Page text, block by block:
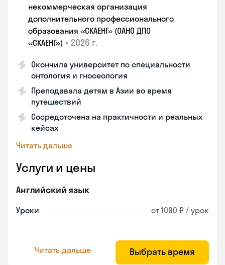
некоммерческая организация
дополнительного профессионального
образования «СКАЕНГ» (ОАНО ДПО
«СКАЕНГ») • 2026 г.
Окончила университет по специальности
онтология и гносеология
Преподавала детям в Азии во время
путешествий
Сосредоточена на практичности и реальных
кейсах
Читать дальше
Услуги и цены
Английский язык
Уроки от 1090 ₽ / урок
Читать дальше Выбрать время